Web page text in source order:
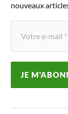
nouveaux